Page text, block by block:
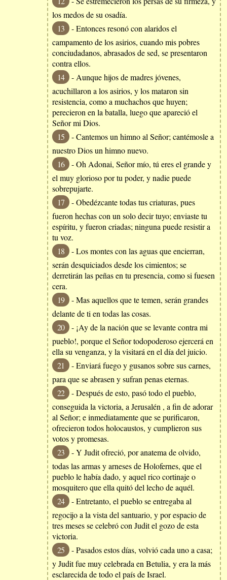
los medos de su osadía.
13
- Entonces resonó con alaridos el
campamento de los asirios, cuando mis pobres
conciudadanos, abrasados de sed, se presentaron
contra ellos.
14
- Aunque hijos de madres jóvenes,
acuchillaron a los asirios, y los mataron sin
resistencia, como a muchachos que huyen;
perecieron en la batalla, luego que apareció el
Señor mi Dios.
15
- Cantemos un himno al Señor; cantémosle a
nuestro Dios un himno nuevo.
16
- Oh Adonai, Señor mío, tú eres el grande y
el muy glorioso por tu poder, y nadie puede
sobrepujarte.
17
- Obedézcante todas tus criaturas, pues
fueron hechas con un solo decir tuyo; enviaste tu
espíritu, y fueron criadas; ninguna puede resistir a
tu voz.
18
- Los montes con las aguas que encierran,
serán desquiciados desde los cimientos; se
derretirán las peñas en tu presencia, como si fuesen
cera.
19
- Mas aquellos que te temen, serán grandes
delante de ti en todas las cosas.
20
- ¡Ay de la nación que se levante contra mi
pueblo!, porque el Señor todopoderoso ejercerá en
ella su venganza, y la visitará en el día del juicio.
21
- Enviará fuego y gusanos sobre sus carnes,
para que se abrasen y sufran penas eternas.
22
- Después de esto, pasó todo el pueblo,
conseguida la victoria, a Jerusalén , a fin de adorar
al Señor; e inmediatamente que se purificaron,
ofrecieron todos holocaustos, y cumplieron sus
votos y promesas.
23
- Y Judit ofreció, por anatema de olvido,
todas las armas y arneses de Holofernes, que el
pueblo le había dado, y aquel rico cortinaje o
mosquitero que ella quitó del lecho de aquél.
24
- Entretanto, el pueblo se entregaba al
regocijo a la vista del santuario, y por espacio de
tres meses se celebró con Judit el gozo de esta
victoria.
25
- Pasados estos días, volvió cada uno a casa;
y Judit fue muy celebrada en Betulia, y era la más
esclarecida de todo el país de Israel.